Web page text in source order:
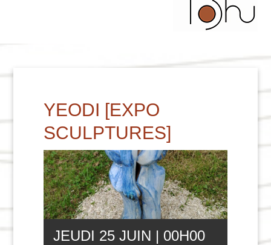
YEODI [EXPO
SCULPTURES]
JEUDI 25 JUIN | 00H00